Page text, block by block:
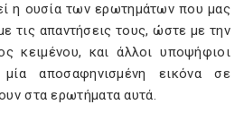
η ουσία των ερωτημάτων που μας
τις απαντήσεις τους, ώστε με την
κειμένου, και άλλοι υποψήφιοι
αποσαφηνισμένη εικόνα σε
στα ερωτήματα αυτά.